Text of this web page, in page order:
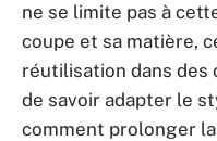
ne se limite pas à
coupe et sa matière,
réutilisation dans des
de savoir adapter le
comment prolonger